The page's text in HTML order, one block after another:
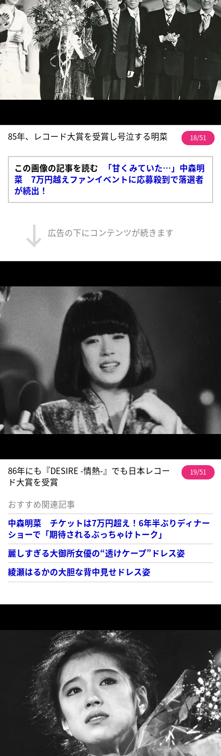
85年、レコード大賞を受賞し号泣する明菜 18/51
この画像の記事を読む
「甘くみていた…」中森明
菜 7万円越えファンイベントに応募殺到で落選者
が続出！
広告の下にコンテンツが続きます
86年にも『DESIRE -情熱-』でも日本レコー
ド大賞を受賞
19/51
おすすめ関連記事
中森明菜 チケットは7万円超え！6年半ぶりディナー
ショーで「期待されるぶっちゃけトーク」
麗しすぎる大御所女優の“透けケープ”ドレス姿
綾瀬はるかの大胆な背中見せドレス姿